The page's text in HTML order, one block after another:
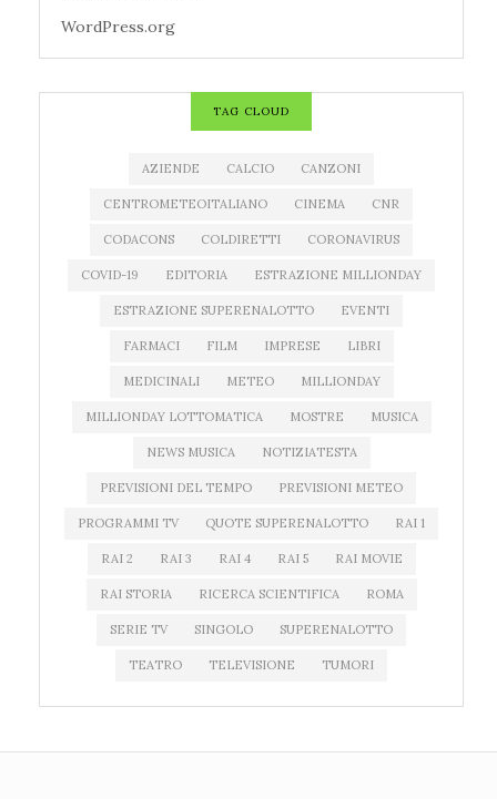
WordPress.org
TAG CLOUD
AZIENDE CALCIO CANZONI
CENTROMETEOITALIANO CINEMA CNR
CODACONS COLDIRETTI CORONAVIRUS
COVID-19 EDITORIA ESTRAZIONE MILLIONDAY
ESTRAZIONE SUPERENALOTTO EVENTI
FARMACI FILM IMPRESE LIBRI
MEDICINALI METEO MILLIONDAY
MILLIONDAY LOTTOMATICA MOSTRE MUSICA
NEWS MUSICA NOTIZIATESTA
PREVISIONI DEL TEMPO PREVISIONI METEO
PROGRAMMI TV QUOTE SUPERENALOTTO RAI 1
RAI 2 RAI 3 RAI 4 RAI 5 RAI MOVIE
RAI STORIA RICERCA SCIENTIFICA ROMA
SERIE TV SINGOLO SUPERENALOTTO
TEATRO TELEVISIONE TUMORI